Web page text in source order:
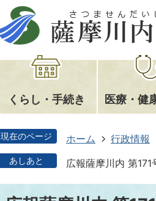
くらし・手続き 医療・健
現在のページ ホーム 行政情報
あしあと 広報薩摩川内 第171